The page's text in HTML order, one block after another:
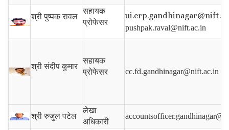
श्री पुष्पक रावल
सहायक
प्रोफेसर
pushpak.raval@nift.ac.in
श्री संदीप कुमार
सहायक
प्रोफेसर
cc.fd.gandhinagar@nift.ac.in
श्री रुजुल पटेल
लेखा
अधिकारी